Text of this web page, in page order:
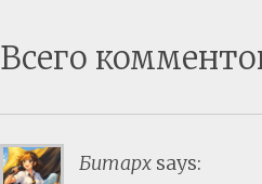
Всего
Битарх says: